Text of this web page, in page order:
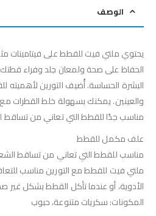
الوصف
يحتوي ملتي فيت للقطط على فيتامينات
الحفاظ على صحة ولمعان جلد وفراء
البشرة الحساسة. أُضيف التورين لأهميته
والعينين. يمكنك بسهولة خلط القطرات
مناسب جدًا للقطط التي تعاني من تساقط
علف مكمل للقطط
مناسب للقطط التي تعاني من تساقط
ملتي فيت للقطط مع التورين مناسب
الأدوية، أو عندما تأكل القطط بشكل غير
المكونات: سكريات متنوعة، حبوب